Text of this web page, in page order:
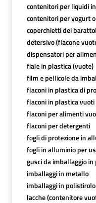
contenitori per liquidi
contenitori per yogurt
coperchietti dei
detersivo (flacone
dispensatori per
fiale in plastica (vuote)
film e pellicole da
flaconi in plastica di
flaconi in plastica
flaconi per alimenti
flaconi per detergenti
fogli di protezione in
fogli in alluminio per
gusci da imballaggio
imballaggi in metallo
imballaggi in polistirolo
lacche (contenitore